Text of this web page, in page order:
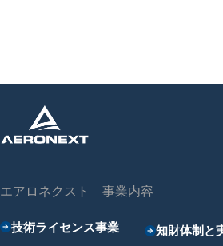
エアロネクスト 事業内容
技術ライセンス事業
知財体制と